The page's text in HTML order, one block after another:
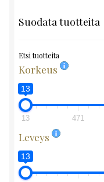
Suodata tuotteita
Etsi tuotteita
Korkeus
13
13 471
Leveys
13